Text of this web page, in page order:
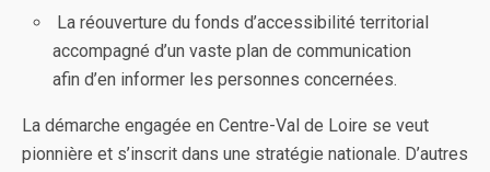
La réouverture du fonds d’accessibilité territorial
accompagné d’un vaste plan de communication
afin d’en informer les personnes concernées.
La démarche engagée en Centre-Val de Loire se veut
pionnière et s’inscrit dans une stratégie nationale. D’autres